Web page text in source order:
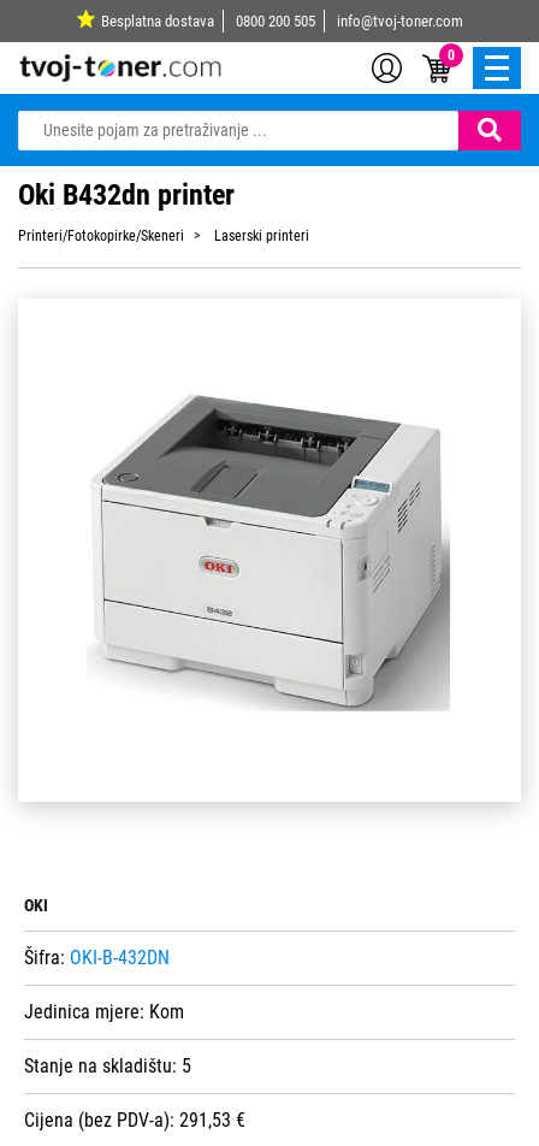
Besplatna dostava 0800 200 505 info@tvoj-toner.com
0
Oki B432dn printer
Printeri/Fotokopirke/Skeneri Laserski printeri
OKI
Šifra: OKI-B-432DN
Jedinica mjere: Kom
Stanje na skladištu: 5
Cijena (bez PDV-a): 291,53 €